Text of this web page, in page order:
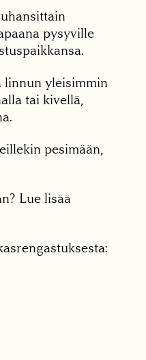
pysyville
linnun yleisimmin
tai kivellä,
pesimään,
Lue lisää